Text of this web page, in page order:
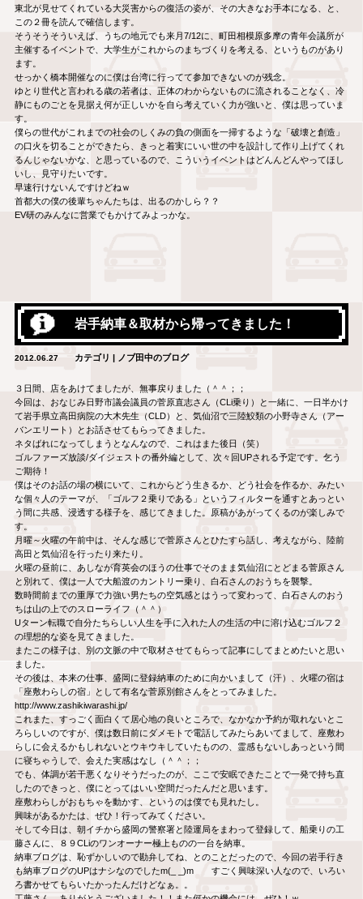
東北が見せてくれている大災害からの復活の姿が、その大きなお手本になる、と、
この２冊を読んで確信します。
そうそうそういえば、うちの地元でも来月7/12に、町田相模原多摩の青年会議所が
主催するイベントで、大学生がこれからのまちづくりを考える、というものがあり
ます。
せっかく橋本開催なのに僕は台湾に行ってて参加できないのが残念。
ゆとり世代と言われる歳の若者は、正体のわからないものに流されることなく、冷
静にものごとを見据え何が正しいかを自ら考えていく力が強いと、僕は思っていま
す。
僕らの世代がこれまでの社会のしくみの負の側面を一掃するような「破壊と創造」
の口火を切ることができたら、きっと着実にいい世の中を設計して作り上げてくれ
るんじゃないかな、と思っているので、こういうイベントはどんんどんやってほし
いし、見守りたいです。
早速行けないんですけどねｗ
首都大の僕の後輩ちゃんたちは、出るのかしら？？
EV研のみんなに営業でもかけてみよっかな。
岩手納車＆取材から帰ってきました！
2012.06.27 カテゴリ | ノブ田中のブログ
３日間、店をあけてましたが、無事戻りました（＾＾；；
今回は、おなじみ日野市議会議員の菅原直志さん（CLi乗り）と一緒に、一日半かけ
て岩手県立高田病院の大木先生（CLD）と、気仙沼で三陸鮫類の小野寺さん（アー
バンエリート）とお話させてもらってきました。
ネタばれになってしまうとなんなので、これはまた後日（笑）
ゴルファーズ放談/ダイジェストの番外編として、次々回UPされる予定です。乞う
ご期待！
僕はそのお話の場の横にいて、これからどう生きるか、どう社会を作るか、みたい
な個々人のテーマが、「ゴルフ２乗りである」というフィルターを通すとあっとい
う間に共感、浸透する様子を、感じてきました。原稿があがってくるのが楽しみで
す。
月曜～火曜の午前中は、そんな感じで菅原さんとひたすら話し、考えながら、陸前
高田と気仙沼を行ったり来たり。
火曜の昼前に、あしなが育英会のほうの仕事でそのまま気仙沼にとどまる菅原さん
と別れて、僕は一人で大船渡のカントリー乗り、白石さんのおうちを襲撃。
数時間前までの重厚で力強い男たちの空気感とはうって変わって、白石さんのおう
ちは山の上でのスローライフ（＾＾）
Uターン転職で自分たちらしい人生を手に入れた人の生活の中に溶け込むゴルフ２
の理想的な姿を見てきました。
またこの様子は、別の文脈の中で取材させてもらって記事にしてまとめたいと思い
ました。
その後は、本来の仕事、盛岡に登録納車のために向かいまして（汗）、火曜の宿は
「座敷わらしの宿」として有名な菅原別館さんをとってみました。
http://www.zashikiwarashi.jp/
これまた、すっごく面白くて居心地の良いところで、なかなか予約が取れないとこ
ろらしいのですが、僕は数日前にダメモトで電話してみたらあいてまして、座敷わ
らしに会えるかもしれないとウキウキしていたものの、霊感もないしあっという間
に寝ちゃうしで、会えた実感はなし（＾＾；；
でも、体調が若干悪くなりそうだったのが、ここで安眠できたことで一発で持ち直
したのできっと、僕にとってはいい空間だったんだと思います。
座敷わらしがおもちゃを動かす、というのは僕でも見れたし。
興味があるかたは、ぜひ！行ってみてください。
そして今日は、朝イチから盛岡の警察署と陸運局をまわって登録して、船乗りの工
藤さんに、８９CLiのワンオーナー極上ものの一台を納車。
納車ブログは、恥ずかしいので勘弁してね、とのことだったので、今回の岩手行き
も納車ブログのUPはナシなのでしたm(_ _)m すごく興味深い人なので、いろい
ろ書かせてもらいたかったんだけどなぁ。。